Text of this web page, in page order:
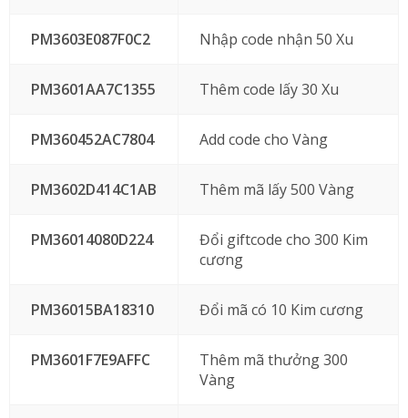
PM3603E087F0C2 Nhập code nhận 50 Xu
PM3601AA7C1355 Thêm code lấy 30 Xu
PM360452AC7804 Add code cho Vàng
PM3602D414C1AB Thêm mã lấy 500 Vàng
PM36014080D224
Đổi giftcode cho 300 Kim
cương
PM36015BA18310 Đổi mã có 10 Kim cương
PM3601F7E9AFFC
Thêm mã thưởng 300
Vàng